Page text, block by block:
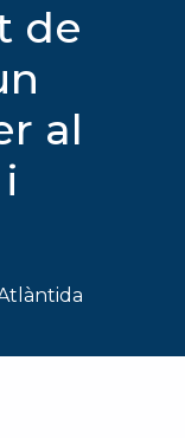
de
al